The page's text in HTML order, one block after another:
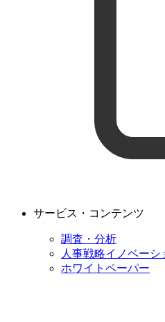
サービス・コンテンツ
調査・分析
人事戦略イノベー
ホワイトペーパー